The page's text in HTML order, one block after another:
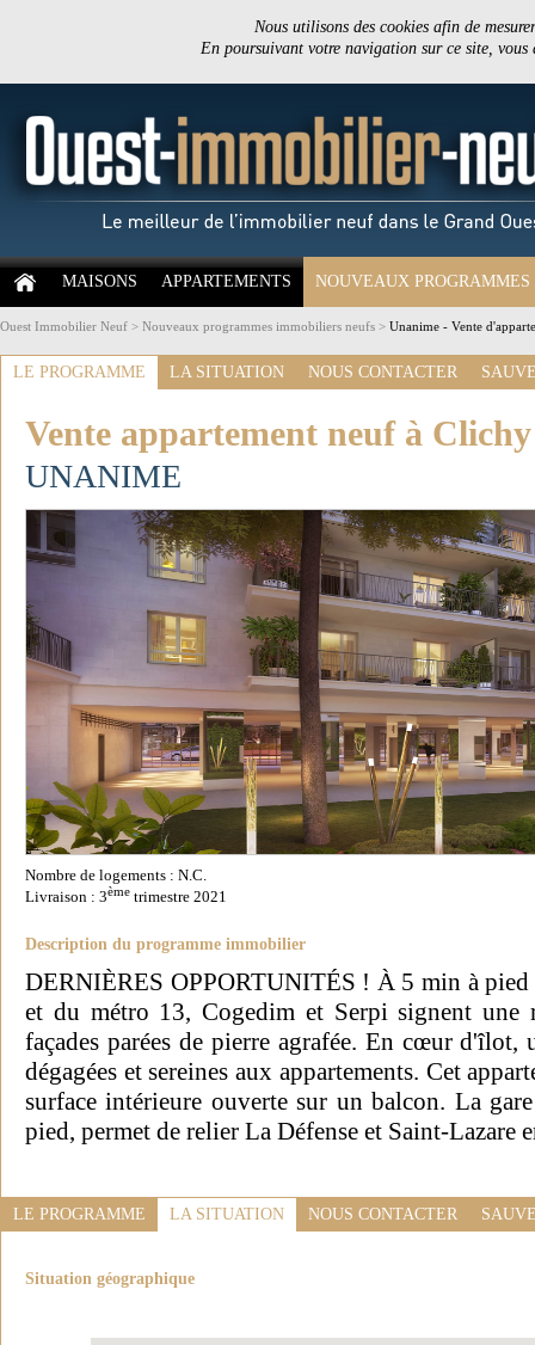
Nous utilisons des cookies afin de
En poursuivant votre navigation sur ce site,
MAISONS APPARTEMENTS NOUVEAUX PROGRAMMES
Ouest Immobilier Neuf > Nouveaux programmes immobiliers neufs > Unanime - Vente
LE PROGRAMME LA SITUATION NOUS CONTACTER
Vente appartement neuf à
UNANIME
Nombre de logements : N.C.
Livraison : 3ème trimestre 2021
Description du programme immobilier
DERNIÈRES OPPORTUNITÉS ! À 5 min à pied
et du métro 13, Cogedim et Serpi signent une
façades parées de pierre agrafée. En cœur
dégagées et sereines aux appartements. Cet
surface intérieure ouverte sur un balcon. La
pied, permet de relier La Défense et Saint-Lazare
LE PROGRAMME LA SITUATION NOUS CONTACTER
Situation géographique